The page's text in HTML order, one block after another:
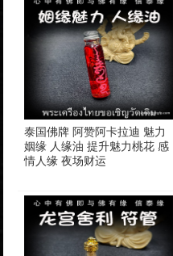
泰国佛牌 阿赞阿卡拉迪 魅力
姻缘 人缘油 提升魅力桃花 感
情人缘 夜场财运